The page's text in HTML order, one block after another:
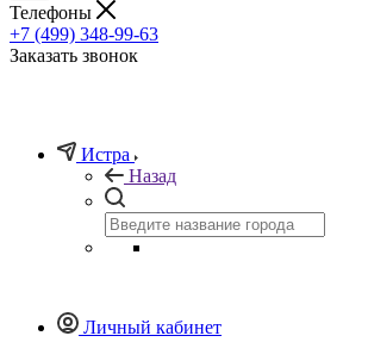
Телефоны
+7 (499) 348-99-63
Заказать звонок
Истра
Назад
Личный кабинет